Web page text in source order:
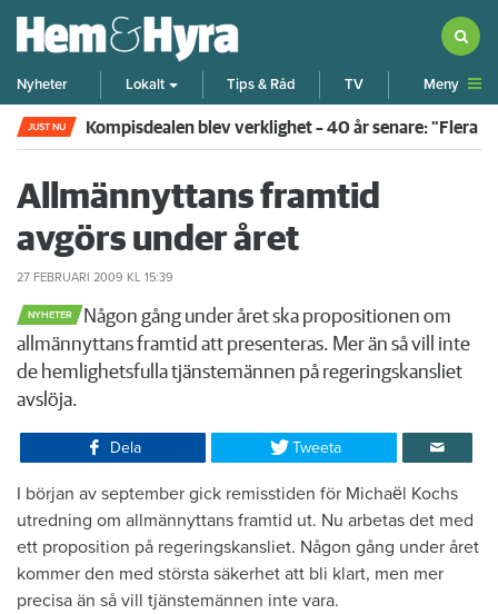
Nyheter Lokalt Tips & Råd TV Meny
JUST NU Kompisdealen blev verklighet – 40 år senare: "Flera
Allmännyttans framtid
avgörs under året
27 FEBRUARI 2009 KL 15:39
NYHETER
​Någon gång under året ska propositionen om
allmännyttans framtid att presenteras. Mer än så vill inte
de hemlighetsfulla tjänstemännen på regeringskansliet
avslöja.
Dela Tweeta
I början av september gick remisstiden för Michaël Kochs
utredning om allmännyttans framtid ut. Nu arbetas det med
ett proposition på regeringskansliet. Någon gång under året
kommer den med största säkerhet att bli klart, men mer
precisa än så vill tjänstemännen inte vara.